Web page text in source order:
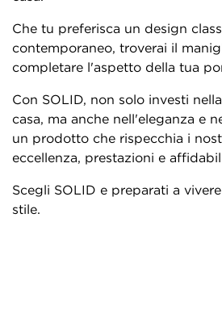
Che tu preferisca un design
contemporaneo, troverai il
completare l'aspetto della tua
Con SOLID, non solo investi
casa, ma anche nell'eleganza e
un prodotto che rispecchia i
eccellenza, prestazioni e
Scegli SOLID e preparati a
stile.